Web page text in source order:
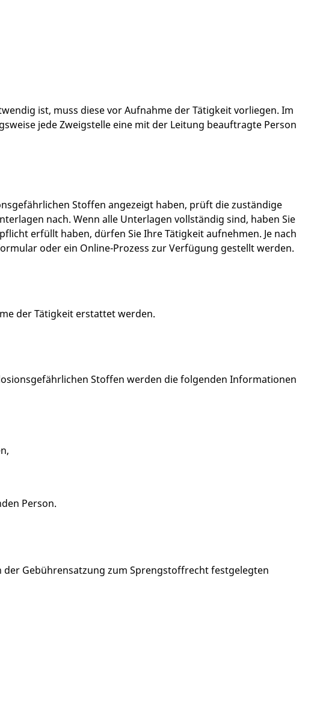
ist, muss diese vor Aufnahme der Tätigkeit vorliegen. Im
jede Zweigstelle eine mit der Leitung beauftragte Person
Stoffen angezeigt haben, prüft die zuständige
nach. Wenn alle Unterlagen vollständig sind, haben Sie
erfüllt haben, dürfen Sie Ihre Tätigkeit aufnehmen. Je nach
oder ein Online-Prozess zur Verfügung gestellt werden.
der Tätigkeit erstattet werden.
Stoffen werden die folgenden Informationen
Person.
Gebührensatzung zum Sprengstoffrecht festgelegten